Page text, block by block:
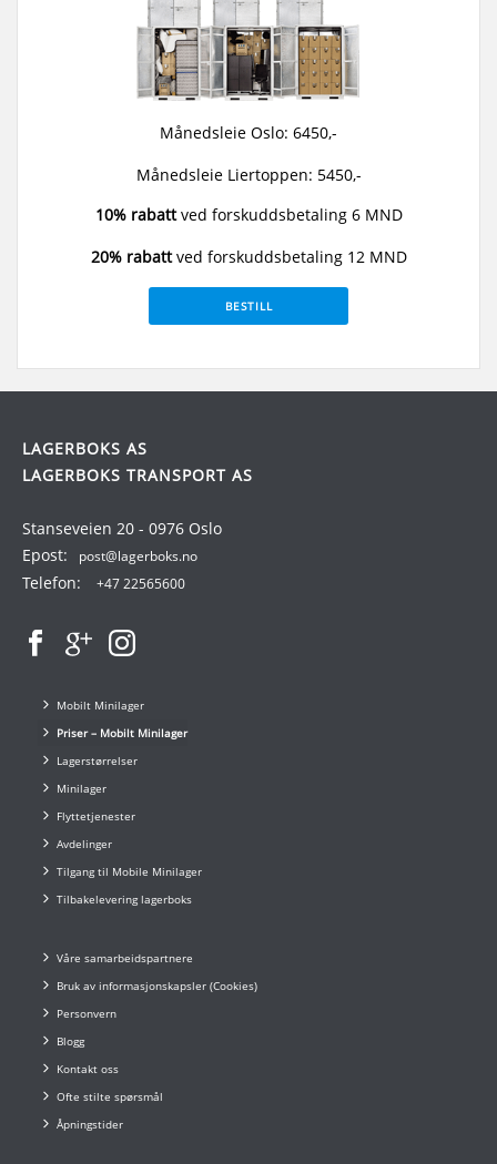
Månedsleie Oslo: 6450,-
Månedsleie Liertoppen: 5450,-
10% rabattved forskuddsbetaling 6 MND
20% rabattved forskuddsbetaling 12 MND
BESTILL
LAGERBOKS AS
LAGERBOKS TRANSPORT AS
Stanseveien 20 - 0976 Oslo
Epost:
post@lagerboks.no
Telefon: +47 22565600
Mobilt Minilager
Priser – Mobilt Minilager
Lagerstørrelser
Minilager
Flyttetjenester
Avdelinger
Tilgang til Mobile Minilager
Tilbakelevering lagerboks
Våre samarbeidspartnere
Bruk av informasjonskapsler (Cookies)
Personvern
Blogg
Kontakt oss
Ofte stilte spørsmål
Åpningstider